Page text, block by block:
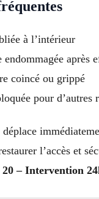
à l’intérieur
endommagée après
coincé ou grippé
pour d’autres
l’accès et
20 – Intervention